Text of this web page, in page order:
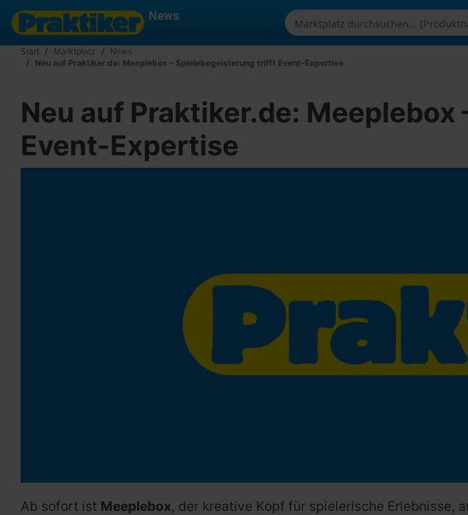
News
Start Marktplatz
News
Neu auf Praktiker.de: Meeplebox – Spielebegeisterung trifft Event-Expertise
Neu auf Praktiker.de:
Event-Expertise
Ab sofort ist Meeplebox, der kreative Kopf für spielerische Erlebnisse,